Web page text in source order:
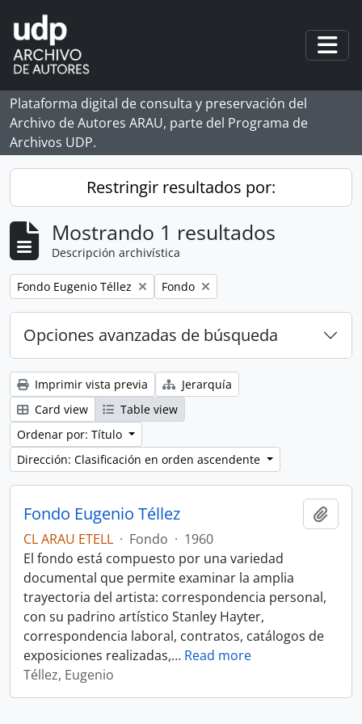
Skip to main content
Plataforma digital de consulta y preservación del
Archivo de Autores ARAU, parte del Programa de
Archivos UDP.
Restringir resultados por:
Mostrando 1 resultados
Descripción archivística
Remove filter:
Fondo Eugenio Téllez Remove filter:
Fondo
Opciones avanzadas de búsqueda
Imprimir vista previa
Jerarquía
Card view
Table view
Ordenar por: Título
Dirección: Clasificación en orden ascendente
Fondo Eugenio Téllez
CL ARAU ETELL · Fondo · 1960
El fondo está compuesto por una variedad
documental que permite examinar la amplia
trayectoria del artista: correspondencia personal,
con su padrino artístico Stanley Hayter,
correspondencia laboral, contratos, catálogos de
exposiciones realizadas,… Read more
Téllez, Eugenio